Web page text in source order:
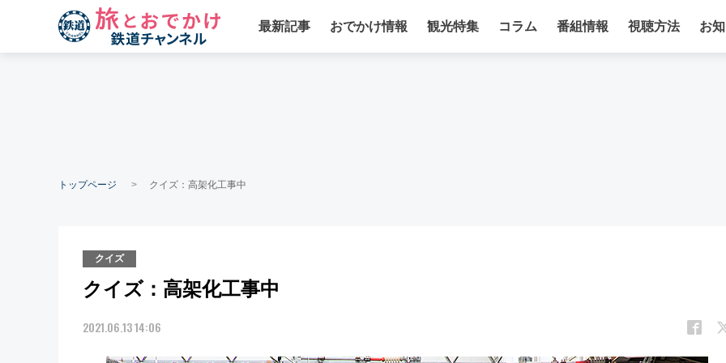
最新記事 おでかけ情報 観光特集 コラム 番組情報 視聴方法 お
トップページ クイズ：高架化工事中
クイズ
クイズ：高架化工事中
2021.06.13 14:06